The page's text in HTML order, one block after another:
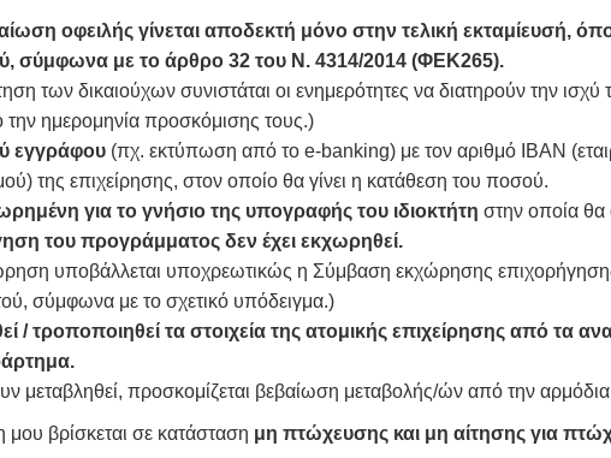
οφειλής γίνεται αποδεκτή μόνο στην τελική εκταμίευσή,
σύμφωνα με το άρθρο 32 του Ν. 4314/2014 (ΦΕΚ265).
των δικαιούχων συνιστάται οι ενημερότητες να διατηρούν την ισχύ
ημερομηνία προσκόμισης τους.)
εγγράφου (πχ. εκτύπωση από το e-banking) με τον αριθμό ΙΒΑΝ
της επιχείρησης, στον οποίο θα γίνει η κατάθεση του ποσού.
για το γνήσιο της υπογραφής του ιδιοκτήτη στην οποία θα
του προγράμματος δεν έχει εκχωρηθεί.
υποβάλλεται υποχρεωτικώς η Σύμβαση εκχώρησης επιχορήγησης
σύμφωνα με το σχετικό υπόδειγμα.)
/ τροποποιηθεί τα στοιχεία της ατομικής επιχείρησης από τα
προσκομίζεται βεβαίωση μεταβολής/ών από την
μου βρίσκεται σε κατάσταση μη πτώχευσης και μη αίτησης για